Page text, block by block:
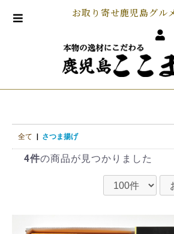
お取り寄せ鹿児島グル
全て さつま揚げ
4件の商品が見つかりました